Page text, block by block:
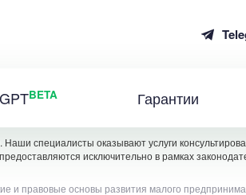
BETA Гарантии
специалисты оказывают услуги
исключительно в рамках
и правовые основы развития малого